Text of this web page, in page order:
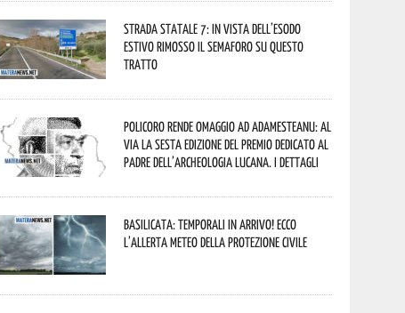
Strada statale 7: in vista dell’esodo
estivo rimosso il semaforo su questo
tratto
Policoro rende omaggio ad Adamesteanu: al
via la sesta edizione del Premio dedicato al
padre dell’archeologia lucana. I dettagli
Basilicata: temporali in arrivo! Ecco
l’allerta meteo della Protezione civile